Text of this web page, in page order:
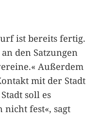
ist bereits fertig.
den Satzungen
Außerdem
mit der Stadt
soll es
nicht fest«, sagt